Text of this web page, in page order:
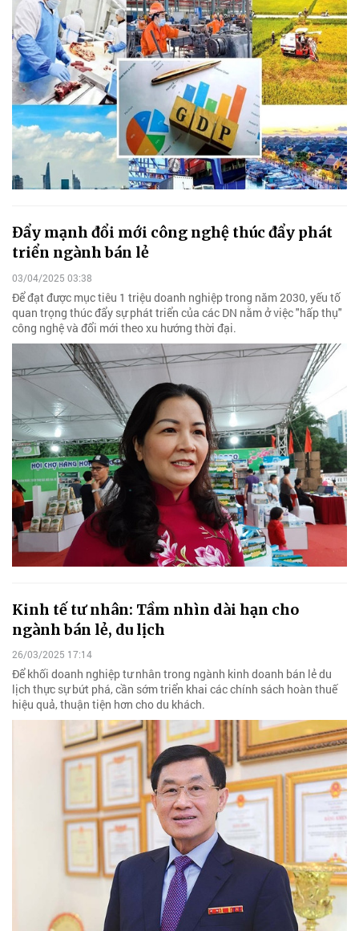
Đẩy mạnh đổi mới công nghệ thúc đẩy phát
triển ngành bán lẻ
03/04/2025 03:38
Để đạt được mục tiêu 1 triệu doanh nghiệp trong năm 2030, yếu tố
quan trọng thúc đẩy sự phát triển của các DN nằm ở việc "hấp thụ"
công nghệ và đổi mới theo xu hướng thời đại.
Kinh tế tư nhân: Tầm nhìn dài hạn cho
ngành bán lẻ, du lịch
26/03/2025 17:14
Để khối doanh nghiệp tư nhân trong ngành kinh doanh bán lẻ du
lịch thực sự bứt phá, cần sớm triển khai các chính sách hoàn thuế
hiệu quả, thuận tiện hơn cho du khách.